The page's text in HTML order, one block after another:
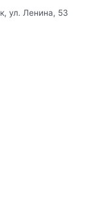
ул. Ленина, 53